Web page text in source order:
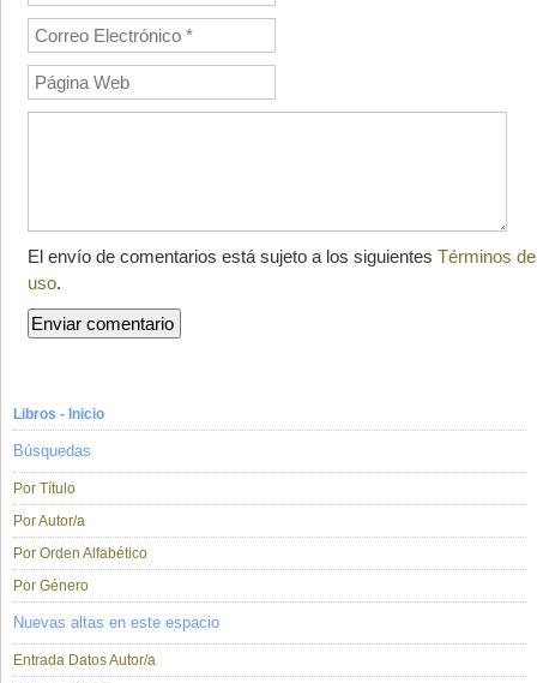
El envío de comentarios está sujeto a los siguientes Términos de
uso.
Libros - Inicio
Búsquedas
Por Título
Por Autor/a
Por Orden Alfabético
Por Género
Nuevas altas en este espacio
Entrada Datos Autor/a